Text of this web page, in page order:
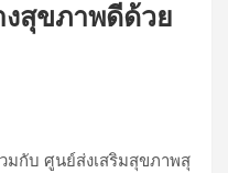
งสุขภาพดีด้วย
มกับ ศูนย์ส่งเสริมสุขภาพสุ